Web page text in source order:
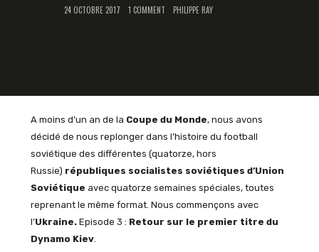
24 OCTOBRE 2017 1 COMMENT PHILIPPE RAY
A moins d’un an de la Coupe du Monde, nous avons
décidé de nous replonger dans l’histoire du football
soviétique des différentes (quatorze, hors
Russie) républiques socialistes soviétiques d’Union
Soviétique avec quatorze semaines spéciales, toutes
reprenant le même format. Nous commençons avec
l’Ukraine. Episode 3 : Retour sur le premier titre du
Dynamo Kiev.